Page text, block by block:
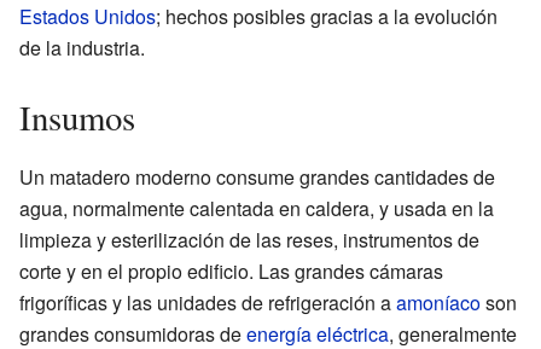
Estados Unidos; hechos posibles gracias a la evolución
de la industria.
Insumos
Un matadero moderno consume grandes cantidades de
agua, normalmente calentada en caldera, y usada en la
limpieza y esterilización de las reses, instrumentos de
corte y en el propio edificio. Las grandes cámaras
frigoríficas y las unidades de refrigeración aamoníacoson
grandes consumidoras deenergía eléctrica, generalmente